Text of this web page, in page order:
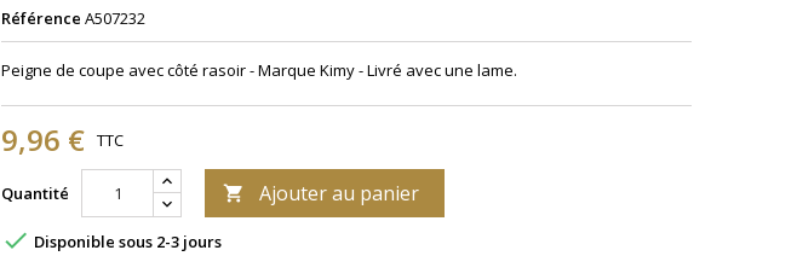
Référence A507232
Peigne de coupe avec côté rasoir - Marque Kimy - Livré avec une lame.
9,96 € TTC
Quantité  Ajouter au panier
 Disponible sous 2-3 jours